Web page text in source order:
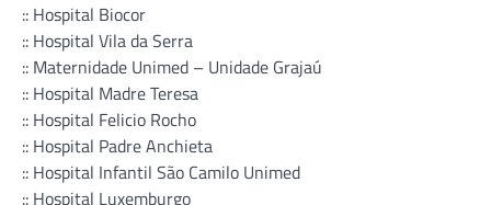
:: Hospital Biocor
:: Hospital Vila da Serra
:: Maternidade Unimed – Unidade Grajaú
:: Hospital Madre Teresa
:: Hospital Felicio Rocho
:: Hospital Padre Anchieta
:: Hospital Infantil São Camilo Unimed
:: Hospital Luxemburgo